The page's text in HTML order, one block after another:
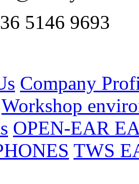
5146 9693
Company
Workshop
OPEN-EAR
TWS